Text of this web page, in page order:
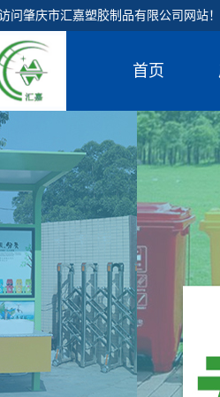
问肇庆市汇嘉塑胶制品有限公司网站！
首页